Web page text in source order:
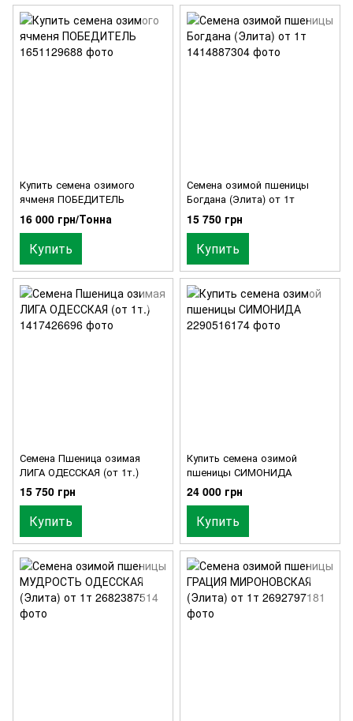
Купить семена озимого
ячменя ПОБЕДИТЕЛЬ
16 000 грн/Тонна
Купить
Семена озимой пшеницы
Богдана (Элита) от 1т
15 750 грн
Купить
Семена Пшеница озимая
ЛИГА ОДЕССКАЯ (от 1т.)
15 750 грн
Купить
Купить семена озимой
пшеницы СИМОНИДА
24 000 грн
Купить